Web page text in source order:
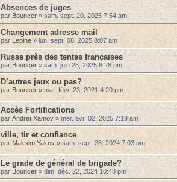
Absences de juges
par Bouncer » sam. sept. 20, 2025 7:54 am
Changement adresse mail
par Lepine » lun. sept. 08, 2025 8:07 am
Russe près des tentes françaises
par Bouncer » sam. juin 28, 2025 6:28 pm
D’autres jeux ou pas?
par Bouncer » mar. févr. 23, 2021 4:20 pm
Accès Fortifications
par Andreï Xamov » mer. avr. 02, 2025 7:19 am
ville, tir et confiance
par Maksim Yakov » sam. sept. 28, 2024 7:03 pm
Le grade de général de brigade?
par Bouncer » dim. déc. 22, 2024 10:48 pm